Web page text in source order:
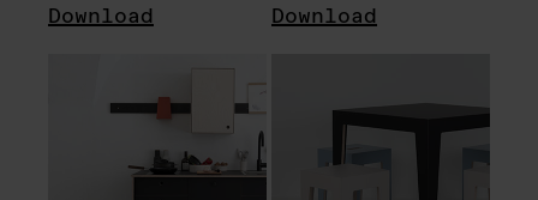
Download Download